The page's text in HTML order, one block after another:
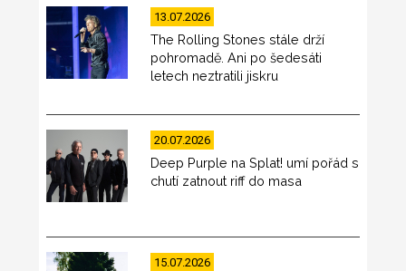
13.07.2026
The Rolling Stones stále drží
pohromadě. Ani po šedesáti
letech neztratili jiskru
20.07.2026
Deep Purple na Splat! umí pořád s
chutí zatnout riff do masa
15.07.2026